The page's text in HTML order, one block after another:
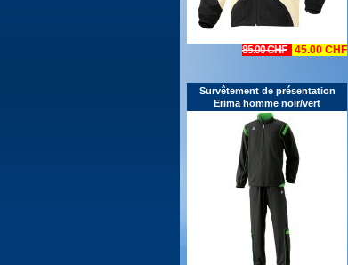
85.00 CHF 45.00 CHF
Survêtement de présentation
Erima homme noir/vert